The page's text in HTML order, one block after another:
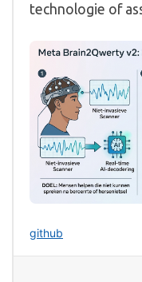
technologie of
github